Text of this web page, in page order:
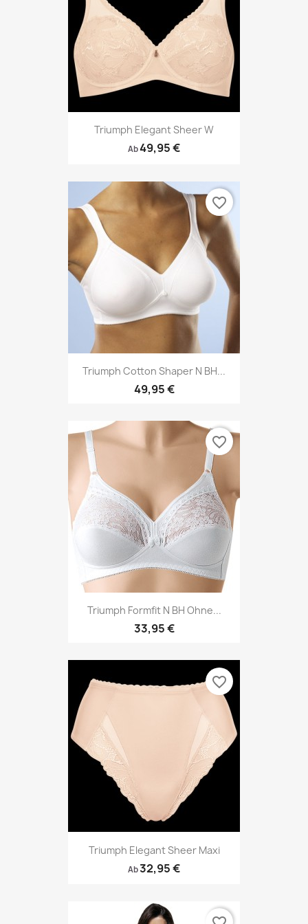
Triumph Elegant Sheer W
Ab49,95 €
Triumph Cotton Shaper N BH...
49,95 €
favorite_border
Triumph Formfit N BH Ohne...
33,95 €
favorite_border
Triumph Elegant Sheer Maxi
Ab32,95 €
favorite_border